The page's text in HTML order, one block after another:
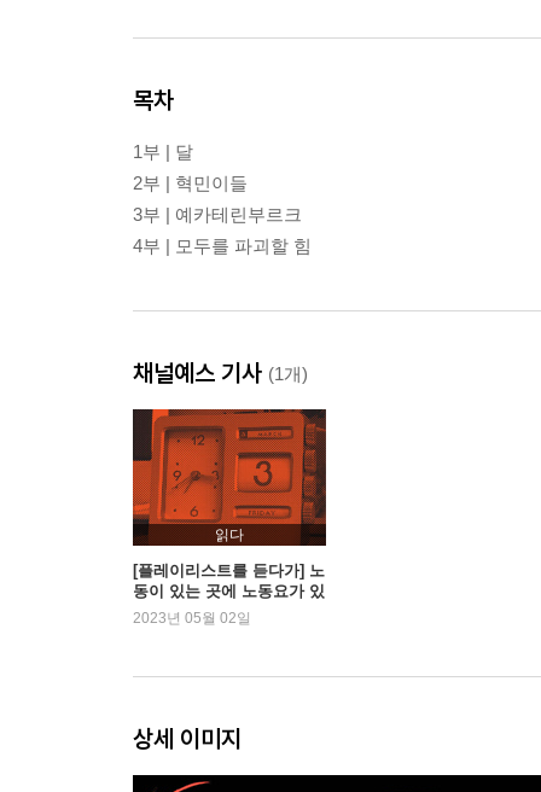
목차
1부 | 달
2부 | 혁민이들
3부 | 예카테린부르크
4부 | 모두를 파괴할 힘
채널예스 기사 (1개)
읽다
[플레이리스트를 듣다가] 노
동이 있는 곳에 노동요가 있
다!
2023년 05월 02일
상세 이미지